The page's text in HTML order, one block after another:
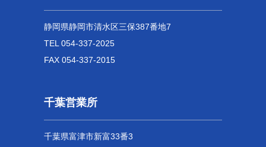
静岡県静岡市清水区三保387番地7
TEL 054-337-2025
FAX 054-337-2015
千葉営業所
千葉県富津市新富33番3